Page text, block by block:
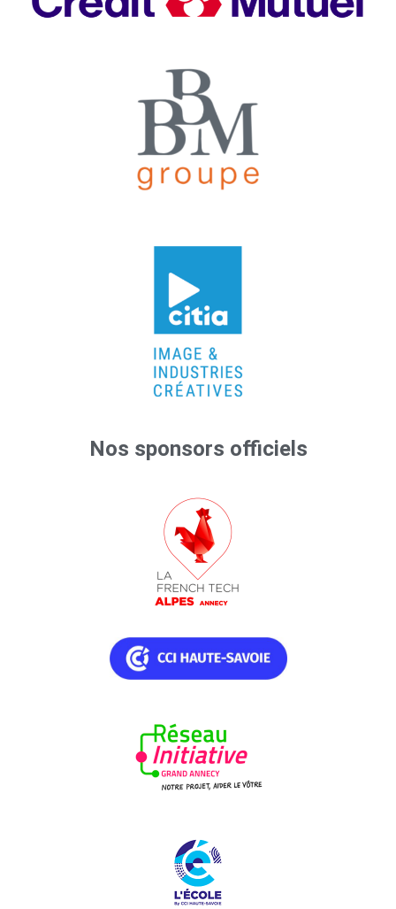
Nos sponsors officiels